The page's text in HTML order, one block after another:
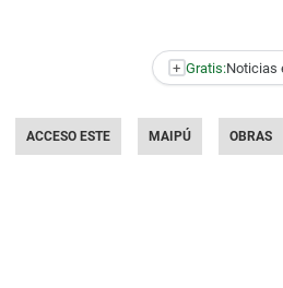
+ Gratis:Noticias
ACCESO ESTE MAIPÚ OBRAS